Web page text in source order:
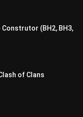
(BH2, BH3,
of Clans